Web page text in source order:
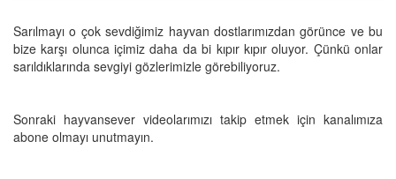
Sarılmayı o çok sevdiğimiz hayvan dostlarımızdan görünce ve bu
bize karşı olunca içimiz daha da bi kıpır kıpır oluyor. Çünkü onlar
sarıldıklarında sevgiyi gözlerimizle görebiliyoruz.
Sonraki hayvansever videolarımızı takip etmek için kanalımıza
abone olmayı unutmayın.